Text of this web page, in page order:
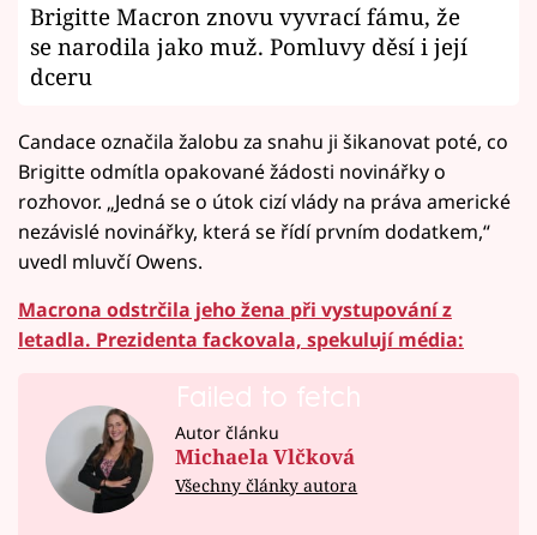
Brigitte Macron znovu vyvrací fámu, že
se narodila jako muž. Pomluvy děsí i její
dceru
Candace označila žalobu za snahu ji šikanovat poté, co
Brigitte odmítla opakované žádosti novinářky o
rozhovor. „Jedná se o útok cizí vlády na práva americké
nezávislé novinářky, která se řídí prvním dodatkem,“
uvedl mluvčí Owens.
Macrona odstrčila jeho žena při vystupování z
letadla. Prezidenta fackovala, spekulují média:
Failed to fetch
Autor článku
Michaela Vlčková
Všechny články autora